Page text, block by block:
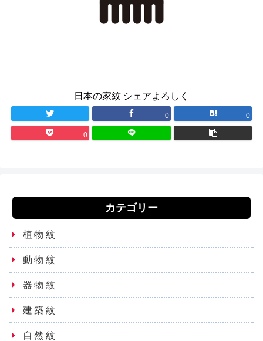
日本の家紋 シェアよろしく
0 0
0
カテゴリー
植物紋
動物紋
器物紋
建築紋
自然紋